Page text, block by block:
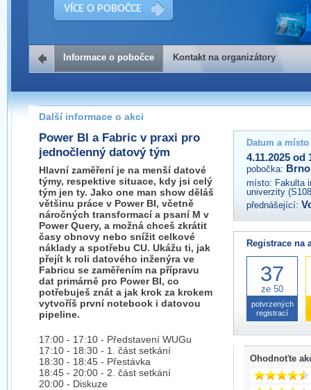
VÍCE O POBOČCE
Kontakt na organizátory
Pokud máte jakýkoliv dotaz na organizátory této akce,
prosím neváhejte nás kontaktovat na e-mailu:
brno@wug.cz
Informace o pobočce Kontakt na organizátory
Další informace o akci
Power BI a Fabric v praxi pro
jednočlenný datový tým
Hlavní zaměření je na menší datové
týmy, respektive situace, kdy jsi celý
tým jen ty. Jako one man show děláš
většinu práce v Power BI, včetně
náročných transformací a psaní M v
Power Query, a možná chceš zkrátit
časy obnovy nebo snížit celkové
náklady a spotřebu CU. Ukážu ti, jak
přejít k roli datového inženýra ve
Fabricu se zaměřením na přípravu
dat primárně pro Power BI, co
potřebuješ znát a jak krok za krokem
vytvoříš první notebook i datovou
pipeline.
17:00 - 17:10 - Představení WUGu
17:10 - 18:30 - 1. část setkání
18:30 - 18:45 - Přestávka
18:45 - 20:00 - 2. část setkání
20:00 - Diskuze
Datum a
4.11.2025 od
pobočka: Brno
místo: Fakulta
univerzity
přednášející:
Registrace na
37
ze 50
potvrzených
registrací
Ohodnoťte